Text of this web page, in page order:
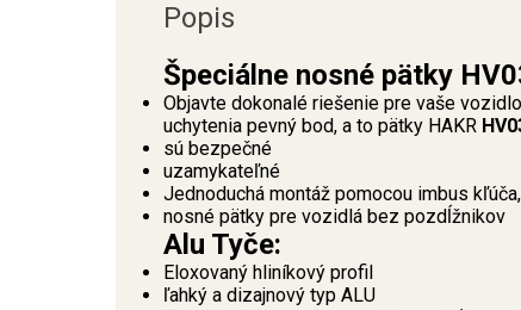
Popis
Špeciálne nosné pätky
Objavte dokonalé riešenie pre vaše
uchytenia pevný bod, a to pätky HAKR
sú bezpečné
uzamykateľné
Jednoduchá montáž pomocou imbus
nosné pätky pre vozidlá bez pozdĺžnikov
Alu Tyče:
Eloxovaný hliníkový profil
ľahký a dizajnový typ ALU